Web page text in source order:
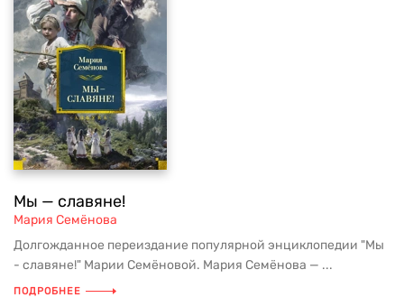
Мы — славяне!
Мария Семёнова
Долгожданное переиздание популярной энциклопедии "Мы
- славяне!" Марии Семёновой. Мария Семёнова — ...
ПОДРОБНЕЕ